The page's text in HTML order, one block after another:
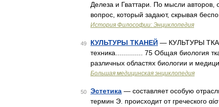
Делеза и Гваттари. По мысли авторов,
вопрос, который задают, скрывая
История Философии: Энциклопедия
49 КУЛЬТУРЫ ТКАНЕЙ — КУЛЬТУРЫ
техника.............. 75 Общая биология
различных областях биологии и
Большая медицинская энциклопедия
50 Эстетика — составляет особую
термин Э. происходит от греческого